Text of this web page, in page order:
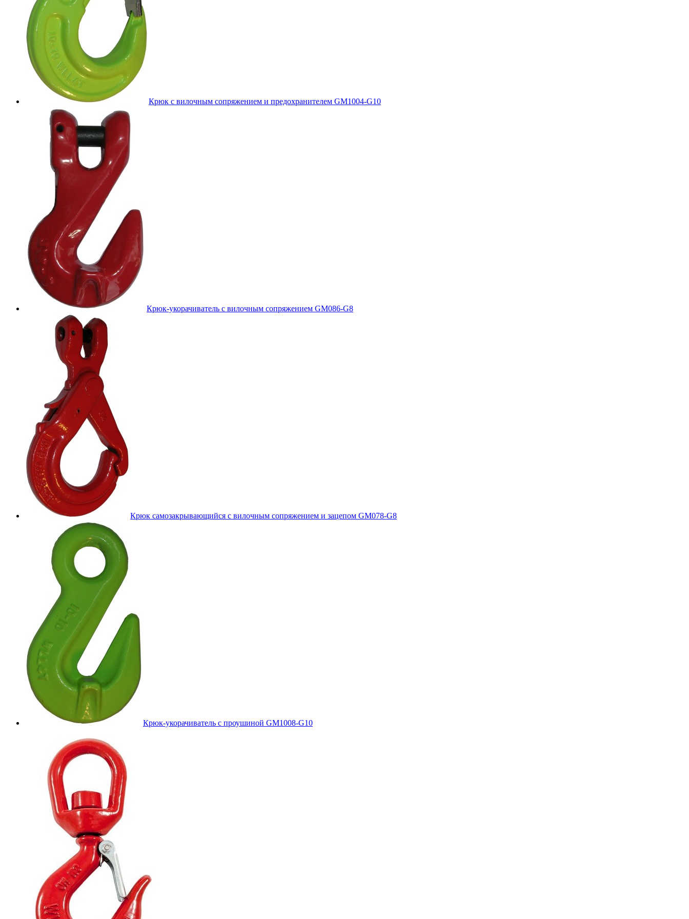
Крюк с вилочным сопряжением и предохранителем GM1004-G10
Крюк-укорачиватель с вилочным сопряжением GM086-G8
Крюк самозакрывающийся с вилочным сопряжением и зацепом GM078-G8
Крюк-укорачиватель с проушиной GM1008-G10